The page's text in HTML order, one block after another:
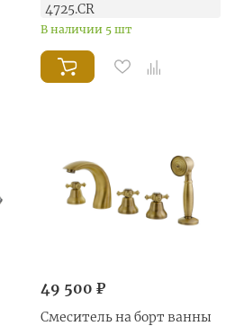
4725.CR
В наличии 5 шт
49 500 ₽
Смеситель на борт ванны